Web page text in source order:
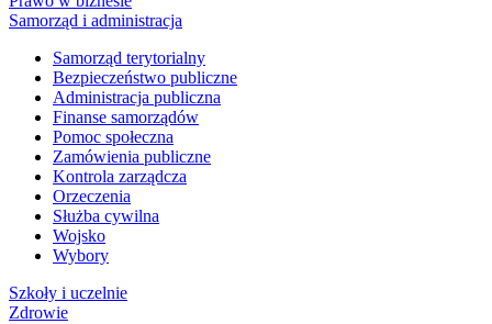
Samorząd i administracja
Samorząd terytorialny
Bezpieczeństwo publiczne
Administracja publiczna
Finanse samorządów
Pomoc społeczna
Zamówienia publiczne
Kontrola zarządcza
Orzeczenia
Służba cywilna
Wojsko
Wybory
Szkoły i uczelnie
Zdrowie